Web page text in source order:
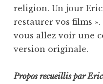
religion. Un jour Eric
restaurer vos films ».
vous allez voir une
version originale.
Propos recueillis par